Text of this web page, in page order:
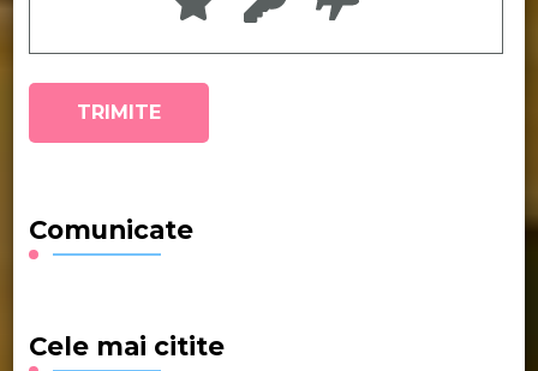
Comunicate
Cele mai citite